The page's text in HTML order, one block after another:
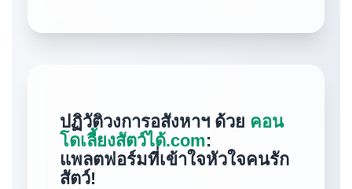
ปฏิวัติวงการอสังหาฯ ด้วย คอน
โดเลี้ยงสัตว์ได้.com:
แพลตฟอร์มที่เข้าใจหัวใจคนรัก
สัตว์!